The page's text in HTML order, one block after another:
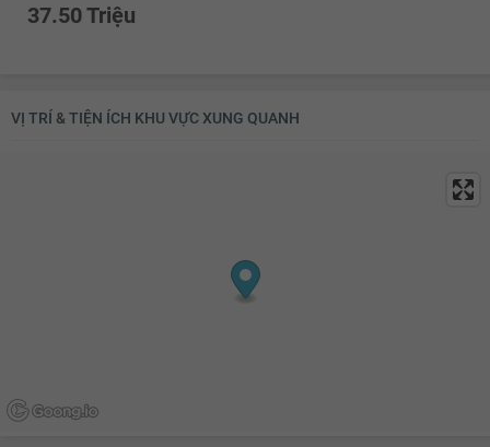
37.50 Triệu
VỊ TRÍ & TIỆN ÍCH KHU VỰC XUNG QUANH